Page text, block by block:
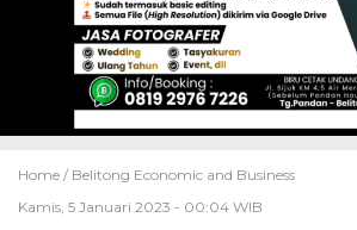
Home / Belitong Economic and Business
Kamis, 5 Januari 2023 - 00:04 WIB